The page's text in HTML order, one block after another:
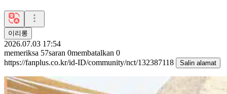
이리롱
2026.07.03 17:54
memeriksa 57saran 0membatalkan 0
https://fanplus.co.kr/id-ID/community/nct/132387118
Salin alamat